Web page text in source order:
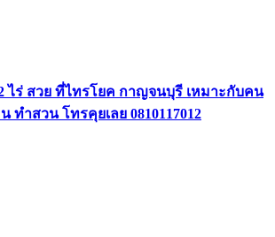
ไร่ สวย ที่ไทรโยค กาญจนบุรี เหมาะกับคน
ทำสวน โทรคุยเลย 0810117012